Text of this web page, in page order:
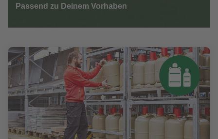
Passend zu Deinem Vorhaben